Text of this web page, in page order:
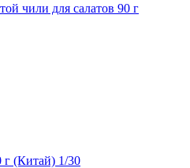
чили для салатов 90 г
г (Китай) 1/30